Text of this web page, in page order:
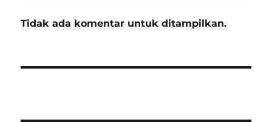
Tidak ada komentar untuk ditampilkan.